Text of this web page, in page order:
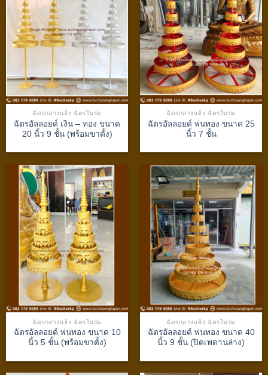
ฉัตรกลางแจ้ง ฉัตรในร่ม
ฉัตรอัลลอยด์ เงิน – ทอง ขนาด
20 นิ้ว 9 ชั้น (พร้อมขาตั้ง)
ฉัตรกลางแจ้ง ฉัตรในร่ม
ฉัตรอัลลอยด์ พ่นทอง ขนาด 25
นิ้ว 7 ชั้น
ฉัตรกลางแจ้ง ฉัตรในร่ม
ฉัตรอัลลอยด์ พ่นทอง ขนาด 10
นิ้ว 5 ชั้น (พร้อมขาตั้ง)
ฉัตรกลางแจ้ง ฉัตรในร่ม
ฉัตรอัลลอยด์ พ่นทอง ขนาด 40
นิ้ว 9 ชั้น (ปิดเพดานล่าง)